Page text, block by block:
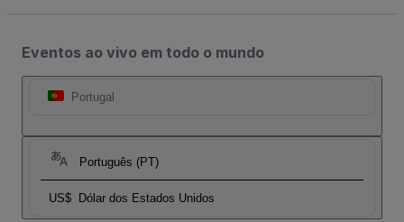
Eventos ao vivo em todo o mundo
Portugal
Português (PT)
US$ Dólar dos Estados Unidos